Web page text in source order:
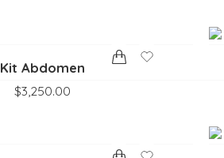
Kit Abdomen
$3,250.00